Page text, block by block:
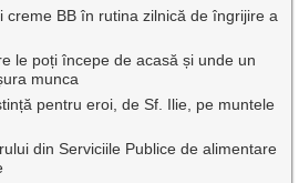
creme BB în rutina zilnică de îngrijire a
le poți începe de acasă și unde un
munca
pentru eroi, de Sf. Ilie, pe muntele
din Serviciile Publice de alimentare